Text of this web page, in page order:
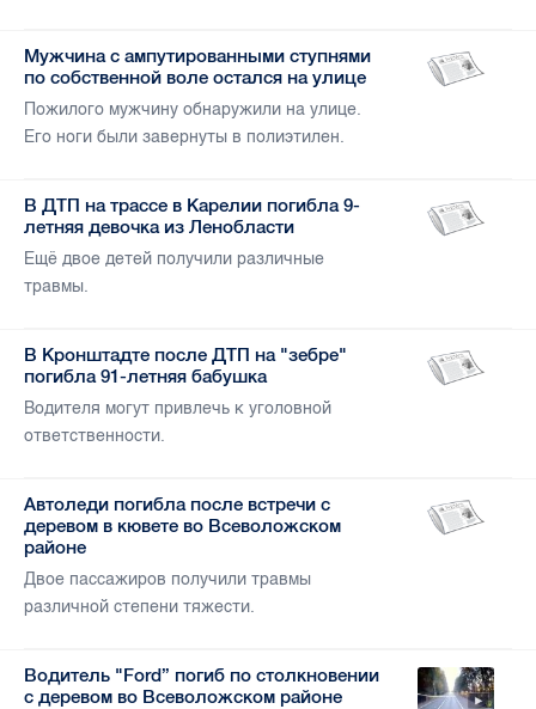
Мужчина с ампутированными ступнями
по собственной воле остался на улице
Пожилого мужчину обнаружили на улице.
Его ноги были завернуты в полиэтилен.
В ДТП на трассе в Карелии погибла 9-
летняя девочка из Ленобласти
Ещё двое детей получили различные
травмы.
В Кронштадте после ДТП на "зебре"
погибла 91-летняя бабушка
Водителя могут привлечь к уголовной
ответственности.
Автоледи погибла после встречи с
деревом в кювете во Всеволожском
районе
Двое пассажиров получили травмы
различной степени тяжести.
Водитель "Ford” погиб по столкновении
с деревом во Всеволожском районе